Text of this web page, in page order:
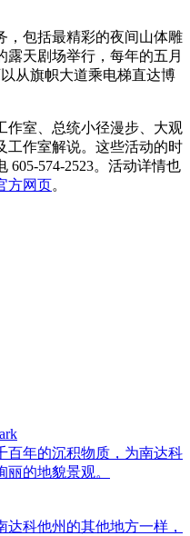
，包括最精彩的夜间山体雕
天剧场举行，每年的五月
从旗帜大道乘电梯直达博
作室、总统小径漫步、大观
工作室解说。这些活动的时
605-574-2523。活动详情也
方网页。
百年的沉积物质，为南达科
的地貌景观。
科他州的其他地方一样，